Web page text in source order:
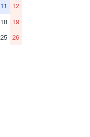
11
12
18 19
25 26